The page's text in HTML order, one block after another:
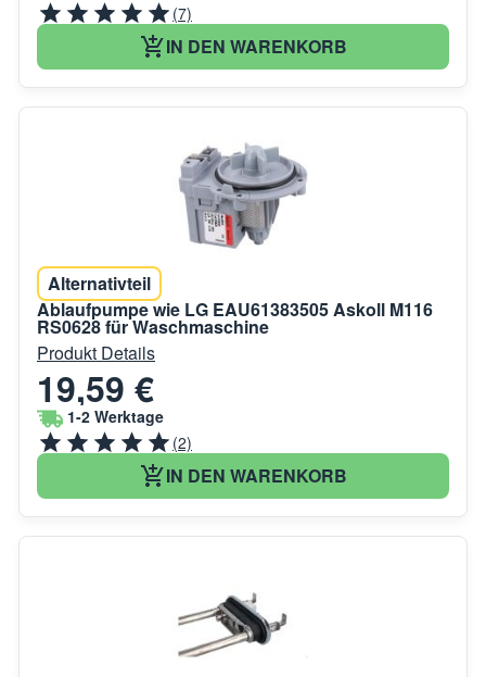
(7)
IN DEN WARENKORB
Alternativteil
Ablaufpumpe wie LG EAU61383505 Askoll M116
RS0628 für Waschmaschine
Produkt Details
19,59 €
1-2 Werktage
(2)
IN DEN WARENKORB